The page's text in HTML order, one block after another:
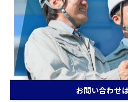
注意点として、ダクトの取り
えると、煙や臭いが部屋に戻
は必ず換気を行い、電源や火
意を払いましょう。安全性を高
専門業者への相談も視野に入れ
お問い合わせ